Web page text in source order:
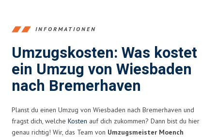
INFORMATIONEN
Umzugskosten: Was kostet
ein Umzug von Wiesbaden
nach Bremerhaven
Planst du einen Umzug von Wiesbaden nach Bremerhaven und
fragst dich, welche Kosten auf dich zukommen? Dann bist du hier
genau richtig! Wir, das Team von Umzugsmeister Moench